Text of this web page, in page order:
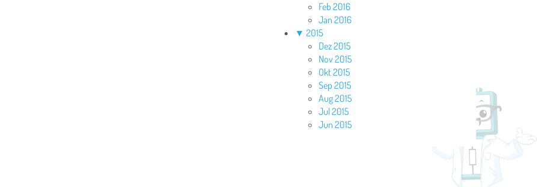
Feb 2016
Jan 2016
▼ 2015
Dez 2015
Nov 2015
Okt 2015
Sep 2015
Aug 2015
Jul 2015
Jun 2015